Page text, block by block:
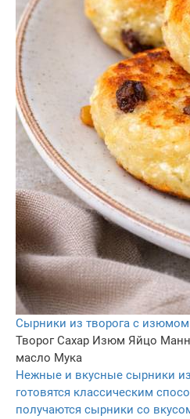
Сырники из творога с изюмом
Творог Сахар Изюм Яйцо
масло Мука
Нежные и вкусные сырники
готовятся классическим
получаются сырники со